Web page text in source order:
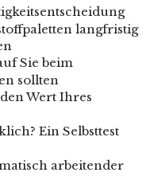
langfristig
Sie beim
sollten
Wert Ihres
Ein Selbsttest
arbeitender